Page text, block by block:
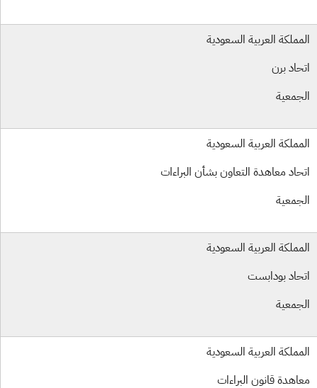
العربية السعودية
برن
العربية السعودية
معاهدة التعاون بشأن البراءات
العربية السعودية
بودابست
العربية السعودية
قانون البراءات